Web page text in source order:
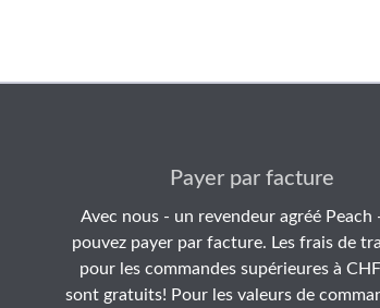
Payer par facture
Avec nous - un revendeur agréé Peach
pouvez payer par facture. Les frais de
pour les commandes supérieures à
sont gratuits! Pour les valeurs de